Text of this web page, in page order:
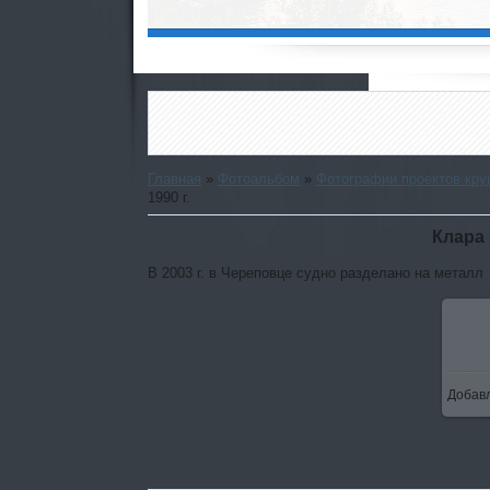
Главная » Фотоальбом » Фотографии проектов
1990 г.
Клара
В 2003 г. в Череповце судно разделано на металл